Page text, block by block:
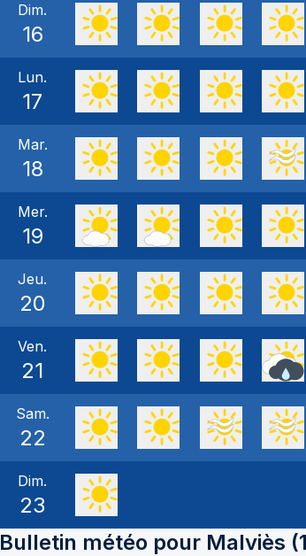
Dim.
16
Lun.
17
Mar.
18
Mer.
19
Jeu.
20
Ven.
21
Sam.
22
Dim.
23
Bulletin météo pour Malviès (